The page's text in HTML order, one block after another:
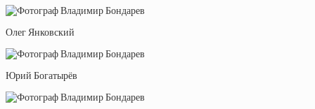
Олег Янковский
Юрий Богатырёв